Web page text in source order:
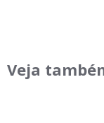
FORNECEDOR DE
FORNECEDOR DE
FORNECEDOR DE
Veja